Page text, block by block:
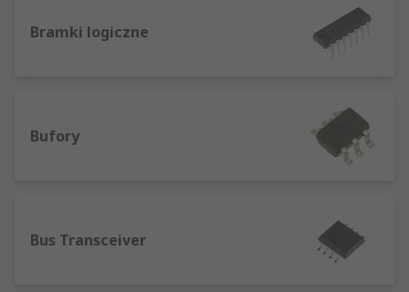
odwiedź stronę Nowe produkty na
, aby uzyskać najnowsze
Bramki logiczne
Bufory
Bus Transceiver